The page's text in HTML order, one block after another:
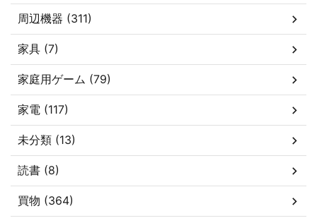
周辺機器 (311)
家具 (7)
家庭用ゲーム (79)
家電 (117)
未分類 (13)
読書 (8)
買物 (364)